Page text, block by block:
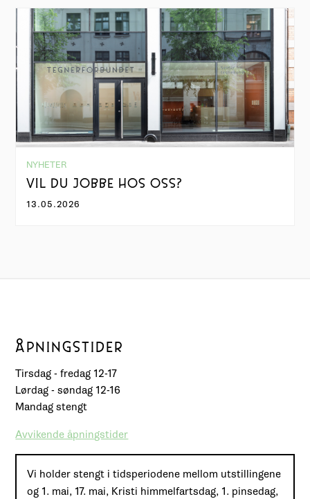
NYHETER
VIL DU JOBBE HOS OSS?
13.05.2026
ÅPNINGSTIDER
Tirsdag - fredag 12-17
Lørdag - søndag 12-16
Mandag stengt
Avvikende åpningstider
Vi holder stengt i tidsperiodene mellom utstillingene
og 1. mai, 17. mai, Kristi himmelfartsdag, 1. pinsedag,